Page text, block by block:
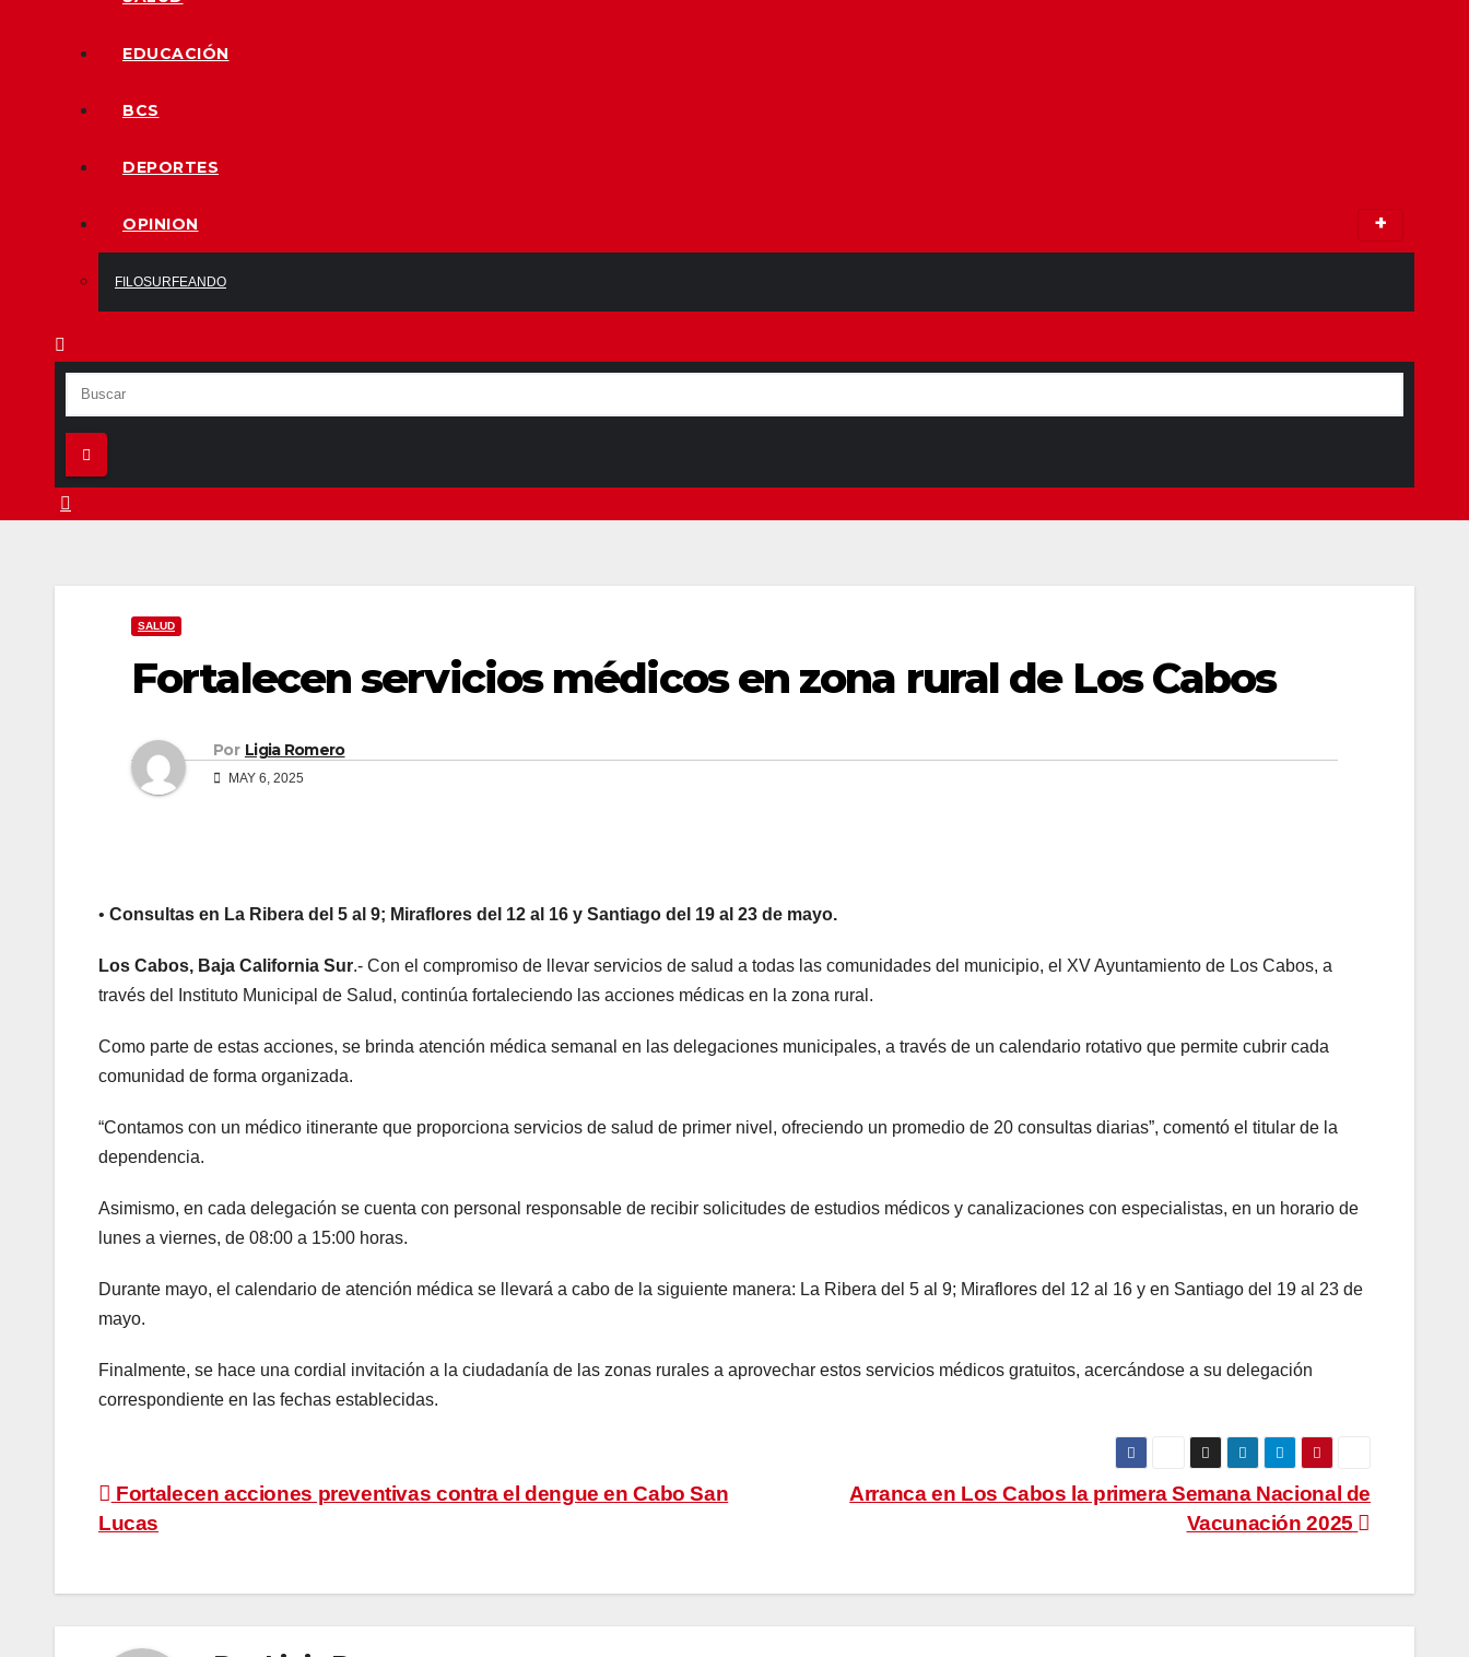
EDUCACIÓN
BCS
DEPORTES
OPINION
FILOSURFEANDO
SALUD
Fortalecen servicios médicos en zona rural de Los Cabos
Por Ligia Romero
MAY 6, 2025
• Consultas en La Ribera del 5 al 9; Miraflores del 12 al 16 y Santiago del 19 al 23 de mayo.
Los Cabos, Baja California Sur.- Con el compromiso de llevar servicios de salud a todas las comunidades del municipio, el XV Ayuntamiento de Los Cabos, a
través del Instituto Municipal de Salud, continúa fortaleciendo las acciones médicas en la zona rural.
Como parte de estas acciones, se brinda atención médica semanal en las delegaciones municipales, a través de un calendario rotativo que permite cubrir cada
comunidad de forma organizada.
“Contamos con un médico itinerante que proporciona servicios de salud de primer nivel, ofreciendo un promedio de 20 consultas diarias”, comentó el titular de la
dependencia.
Asimismo, en cada delegación se cuenta con personal responsable de recibir solicitudes de estudios médicos y canalizaciones con especialistas, en un horario de
lunes a viernes, de 08:00 a 15:00 horas.
Durante mayo, el calendario de atención médica se llevará a cabo de la siguiente manera: La Ribera del 5 al 9; Miraflores del 12 al 16 y en Santiago del 19 al 23 de
mayo.
Finalmente, se hace una cordial invitación a la ciudadanía de las zonas rurales a aprovechar estos servicios médicos gratuitos, acercándose a su delegación
correspondiente en las fechas establecidas.
Navegación
de
entradas
Arranca en Los Cabos la primera Semana Nacional de
Vacunación 2025
Fortalecen acciones preventivas contra el dengue en Cabo San
Lucas